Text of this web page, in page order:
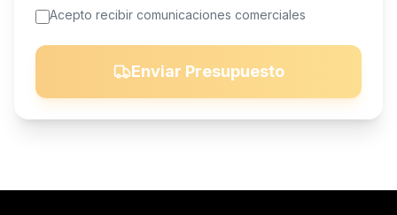
Acepto recibir comunicaciones comerciales
Enviar Presupuesto